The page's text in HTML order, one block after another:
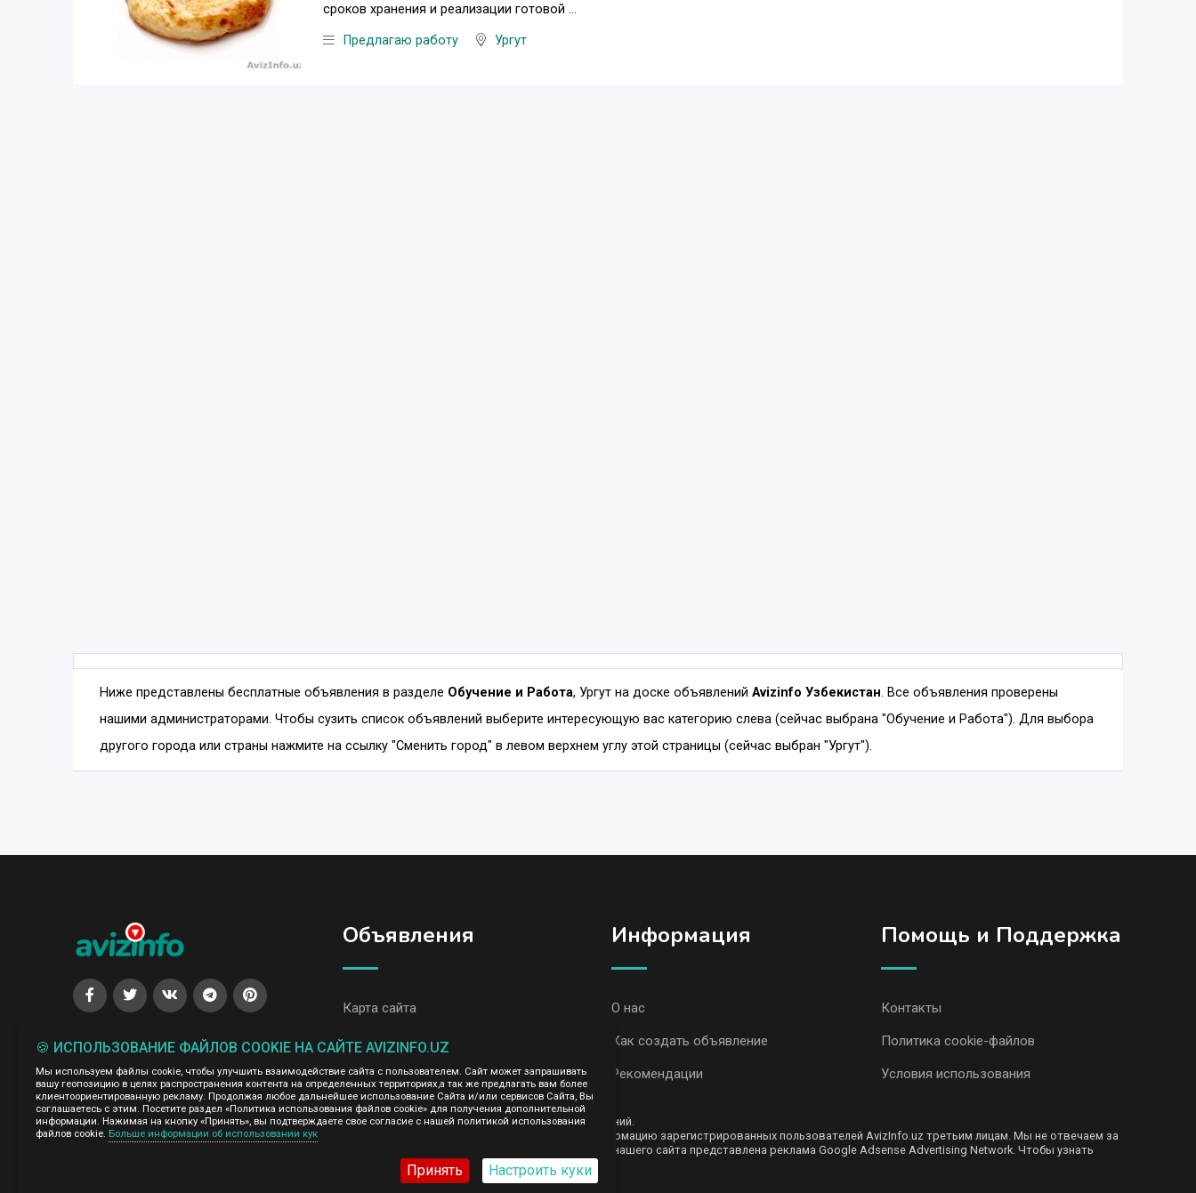
сроков хранения и реализации готовой ...
Предлагаю работу Ургут
Ниже представлены бесплатные объявления в разделе Обучение и Работа, Ургут на доске объявлений Avizinfo Узбекистан. Все объявления проверены
нашими администраторами. Чтобы сузить список объявлений выберите интересующую вас категорию слева (сейчас выбрана "Обучение и Работа"). Для выбора
другого города или страны нажмите на ссылку "Сменить город" в левом верхнем углу этой страницы (сейчас выбран "Ургут").
Объявления
Карта сайта
Все объявления, Ургут
Все объявления AvizInfo
Информация
О нас
Как создать объявление
Рекомендации
Помощь и Поддержка
Контакты
Политика cookie-файлов
Условия использования
Администрация сайта AvizInfo.uz не несет ответственность за содержание размещенных объявлений.
Мы ценим конфиденциальность наших пользователей. Мы не передаем и не продаем личную информацию зарегистрированных пользователей AvizInfo.uz третьим лицам. Мы не отвечаем за
правила конфиденциальности сайтов на которые ссылается AvizInfo.uz. На некоторых страницах нашего сайта представлена реклама Google Adsense Advertising Network. Чтобы узнать
нажмите тут.
🍪 ИСПОЛЬЗОВАНИЕ ФАЙЛОВ COOKIE НА САЙТЕ AVIZINFO.UZ
Мы используем файлы cookie, чтобы улучшить взаимодействие сайта с пользователем. Сайт может запрашивать
вашу геопозицию в целях распространения контента на определенных территориях,а так же предлагать вам более
клиентоориентированную рекламу. Продолжая любое дальнейшее использование Сайта и/или сервисов Сайта, Вы
соглашаетесь с этим. Посетите раздел «Политика использования файлов cookie» для получения дополнительной
информации. Нажимая на кнопку «Принять», вы подтверждаете свое согласие с нашей политикой использования
файлов cookie. Больше информации об использовании кук
Принять Настроить куки